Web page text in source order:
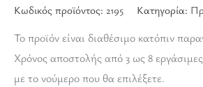
Κωδικός προϊόντος: 2195 Κατηγορία:
Το προϊόν είναι διαθέσιμο κατόπιν
Χρόνος αποστολής από 3 ως 8
με το νούμερο που θα επιλέξετε.